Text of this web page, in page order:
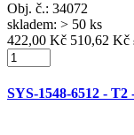
Obj. č.: 34072
skladem: > 50 ks
422,00 Kč 510,62 Kč
SYS-1548-6512 -